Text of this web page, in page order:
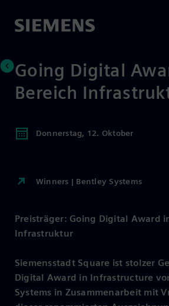
Going Digital
Bereich
Donnerstag, 12. Oktober
Winners | Bentley Systems
Preisträger: Going Digital Award
Infrastruktur
Siemensstadt Square ist stolzer
Digital Award in Infrastructure
Systems in Zusammenarbeit mit